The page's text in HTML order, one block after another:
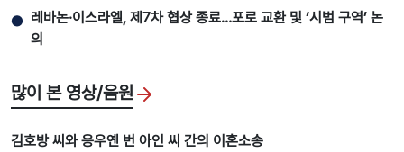
● 레바논·이스라엘, 제7차 협상 종료…포로 교환 및 ‘시범 구역’ 논
의
많이 본 영상/음원
김호방 씨와 응우옌 번 아인 씨 간의 이혼소송